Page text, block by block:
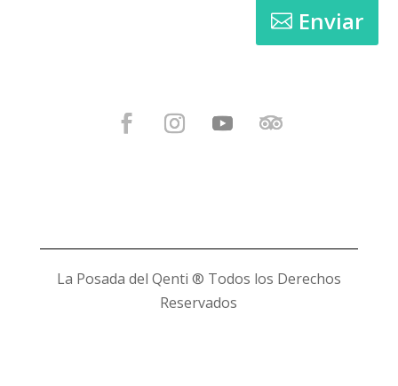
Enviar
La Posada del Qenti ® Todos los Derechos
Reservados